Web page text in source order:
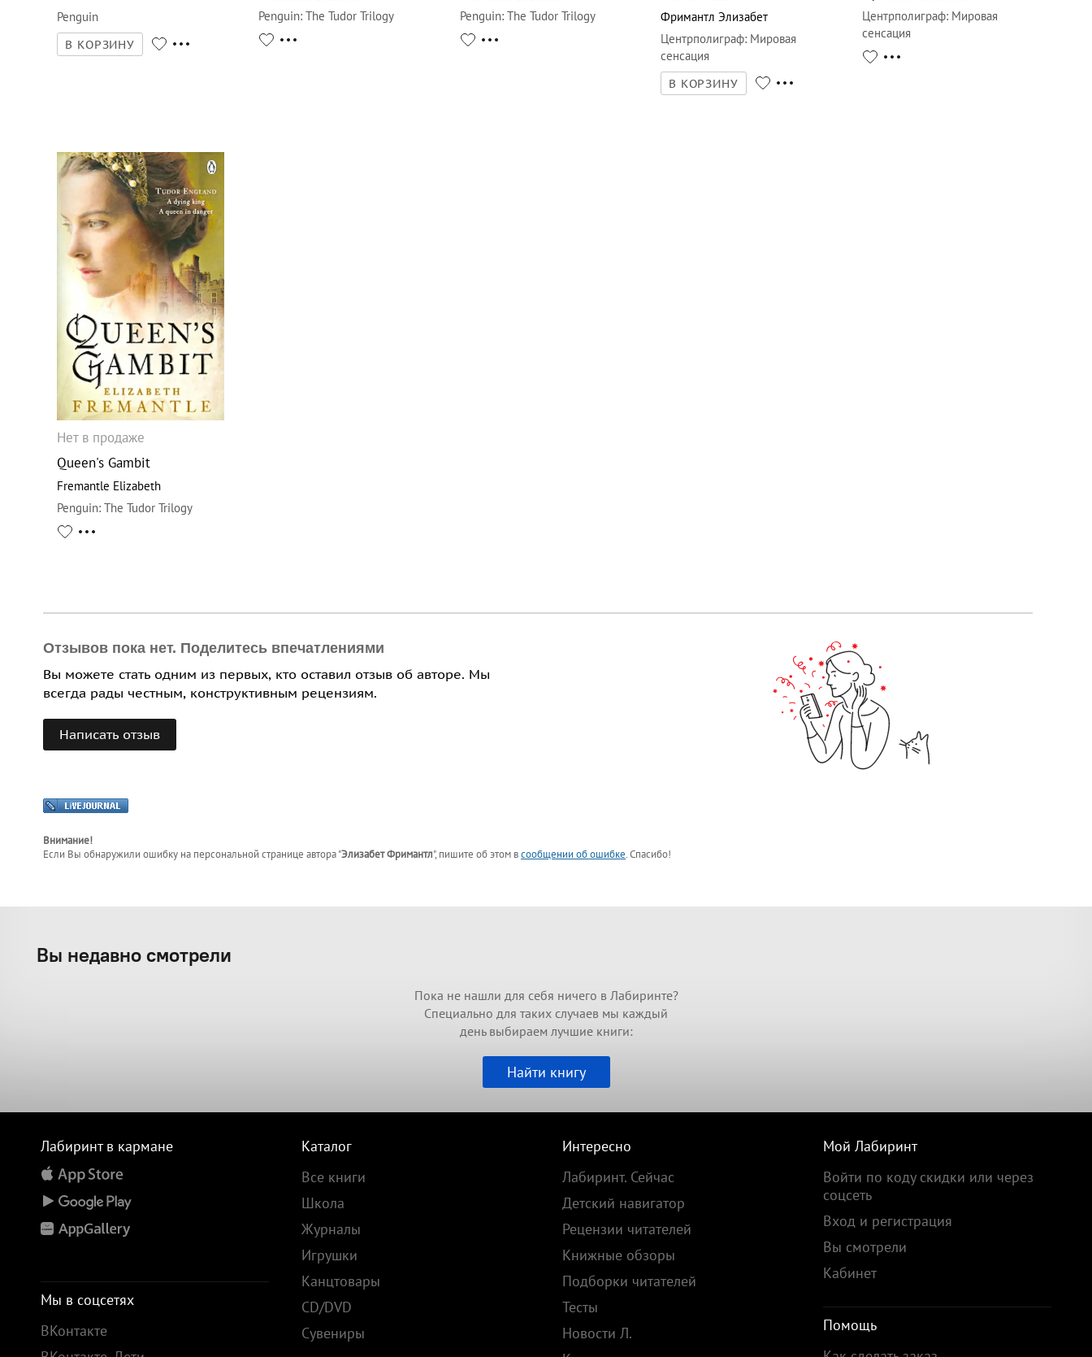
Penguin
В КОРЗИНУ
Penguin: The Tudor Trilogy
Penguin: The Tudor Trilogy
Фримантл Элизабет
Центрполиграф: Мировая
сенсация
В КОРЗИНУ
Центрполиграф: Мировая
сенсация
Нет в продаже
Queen's Gambit
Fremantle Elizabeth
Penguin:The Tudor Trilogy
Отзывов пока нет. Поделитесь впечатлениями
Вы можете стать одним из первых, кто оставил отзыв об авторе. Мы
всегда рады честным, конструктивным рецензиям.
Написать отзыв
Внимание!
Если Вы обнаружили ошибку на персональной странице автора "Элизабет Фримантл", пишите об этом всообщении об ошибке. Спасибо!
Вы недавно смотрели
Пока не нашли для себя ничего в Лабиринте?
Специально для таких случаев мы каждый
день выбираем лучшие книги:
Найти книгу
Лабиринт в кармане
Мы в соцсетях
ВКонтакте
Каталог
Все книги
Школа
Журналы
Игрушки
Канцтовары
CD/DVD
Сувениры
Интересно
Лабиринт. Сейчас
Детский навигатор
Рецензии читателей
Книжные обзоры
Подборки читателей
Тесты
Новости Л.
Мой Лабиринт
Войти по коду скидки или через
соцсеть
Вход и регистрация
Вы смотрели
Кабинет
Помощь